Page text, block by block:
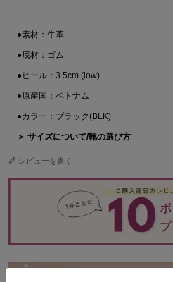
●素材：牛革
●底材：ゴム
●ヒール：3.5cm (low)
●原産国：ベトナム
●カラー：ブラック(BLK)
＞ サイズについて/靴の選び方
レビューを書く